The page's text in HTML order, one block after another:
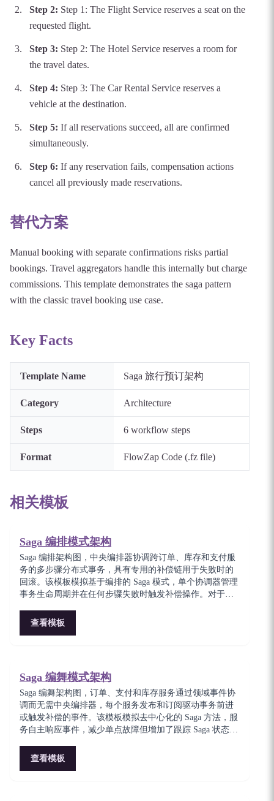
Step 2: Step 1: The Flight Service reserves a seat on the
requested flight.
Step 3: Step 2: The Hotel Service reserves a room for
the travel dates.
Step 4: Step 3: The Car Rental Service reserves a
vehicle at the destination.
Step 5: If all reservations succeed, all are confirmed
simultaneously.
Step 6: If any reservation fails, compensation actions
cancel all previously made reservations.
替代方案
Manual booking with separate confirmations risks partial
bookings. Travel aggregators handle this internally but charge
commissions. This template demonstrates the saga pattern
with the classic travel booking use case.
Key Facts
Template Name Saga 旅行预订架构
Category Architecture
Steps 6 workflow steps
Format FlowZap Code (.fz file)
相关模板
Saga 编排模式架构
Saga 编排架构图，中央编排器协调跨订单、库存和支付服
务的多步骤分布式事务，具有专用的补偿链用于失败时的
回滚。该模板模拟基于编排的 Saga 模式，单个协调器管理
事务生命周期并在任何步骤失败时触发补偿操作。对于实
要。查看模板
Saga 编舞模式架构
Saga 编舞架构图，订单、支付和库存服务通过领域事件协
调而无需中央编排器，每个服务发布和订阅驱动事务前进
或触发补偿的事件。该模板模拟去中心化的 Saga 方法，服
务自主响应事件，减少单点故障但增加了跟踪 Saga 状态的
查看模板